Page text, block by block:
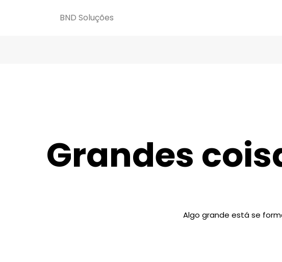
BND Soluções
Grandes
Algo grande está se